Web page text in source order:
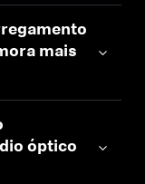
mais
óptico